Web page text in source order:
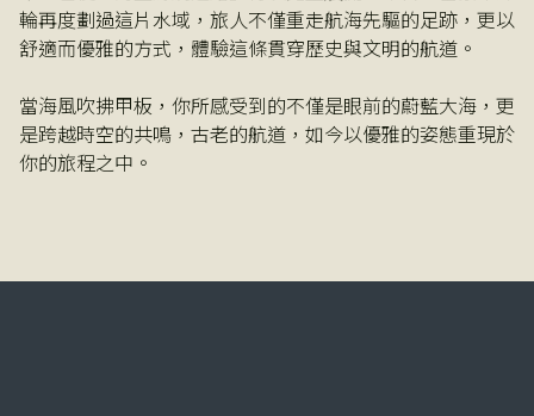
輪再度劃過這片水域，旅人不僅重走航海先驅的足跡，更以
舒適而優雅的方式，體驗這條貫穿歷史與文明的航道。
當海風吹拂甲板，你所感受到的不僅是眼前的蔚藍大海，更
是跨越時空的共鳴，古老的航道，如今以優雅的姿態重現於
你的旅程之中。